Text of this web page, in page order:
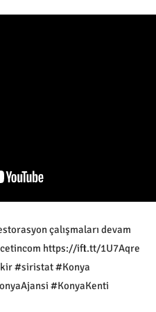
çalışmaları devam
https://ift.tt/1U7Aqre
#siristat #Konya
#KonyaKenti